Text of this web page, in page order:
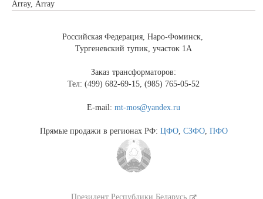
Array, Array
Российская Федерация, Наро-Фоминск,
Тургеневский тупик, участок 1А
Заказ трансформаторов:
Тел: (499) 682-69-15, (985) 765-05-52
E-mail:mt-mos@yandex.ru
Прямые продажи в регионах РФ: ЦФО, СЗФО, ПФО
Президент Республики Беларусь